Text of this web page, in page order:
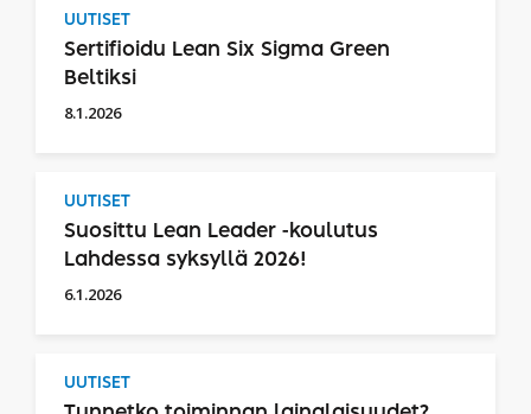
UUTISET
Sertifioidu Lean Six Sigma Green
Beltiksi
8.1.2026
UUTISET
Suosittu Lean Leader -koulutus
Lahdessa syksyllä 2026!
6.1.2026
UUTISET